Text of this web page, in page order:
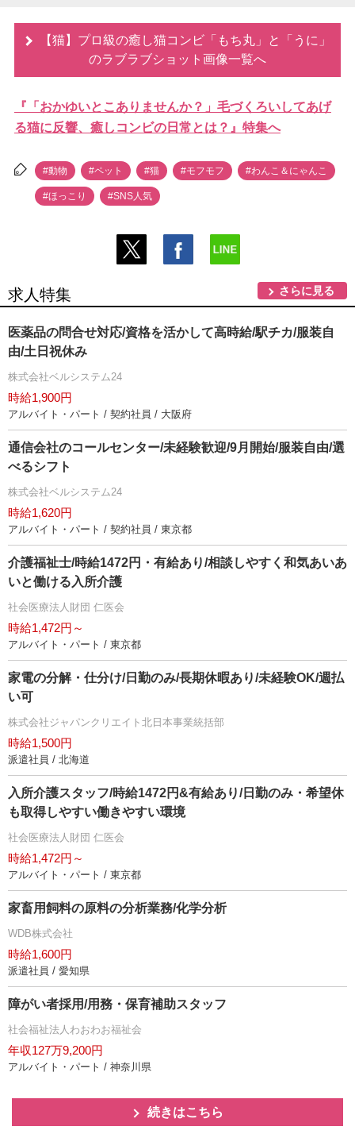
【猫】プロ級の癒し猫コンビ「もち丸」と「うに」
のラブラブショット画像一覧へ
『「おかゆいとこありませんか？」毛づくろいしてあげ
る猫に反響、癒しコンビの日常とは？』特集へ
#動物 #ペット #猫 #モフモフ #わんこ＆にゃんこ
#ほっこり #SNS人気
求人特集 さらに見る
医薬品の問合せ対応/資格を活かして高時給/駅チカ/服装自
由/土日祝休み
株式会社ベルシステム24
時給1,900円
アルバイト・パート / 契約社員 / 大阪府
通信会社のコールセンター/未経験歓迎/9月開始/服装自由/選
べるシフト
株式会社ベルシステム24
時給1,620円
アルバイト・パート / 契約社員 / 東京都
介護福祉士/時給1472円・有給あり/相談しやすく和気あいあ
いと働ける入所介護
社会医療法人財団 仁医会
時給1,472円～
アルバイト・パート / 東京都
家電の分解・仕分け/日勤のみ/長期休暇あり/未経験OK/週払
い可
株式会社ジャパンクリエイト北日本事業統括部
時給1,500円
派遣社員 / 北海道
入所介護スタッフ/時給1472円&有給あり/日勤のみ・希望休
も取得しやすい働きやすい環境
社会医療法人財団 仁医会
時給1,472円～
アルバイト・パート / 東京都
家畜用飼料の原料の分析業務/化学分析
WDB株式会社
時給1,600円
派遣社員 / 愛知県
障がい者採用/用務・保育補助スタッフ
社会福祉法人わおわお福祉会
年収127万9,200円
アルバイト・パート / 神奈川県
続きはこちら